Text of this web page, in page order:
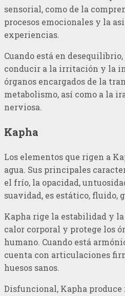
sensorial, como de la
procesos emocionales y la
experiencias.
Cuando está en desequilibrio,
conducir a la irritación y la
órganos encargados de la
metabolismo, así como a la
nerviosa.
Kapha
Los elementos que rigen a
agua. Sus principales
el frío, la opacidad,
suavidad, es estático, fluido,
Kapha rige la estabilidad y
calor corporal y protege los
humano. Cuando está
cuenta con articulaciones
huesos sanos.
Disfuncional, Kapha